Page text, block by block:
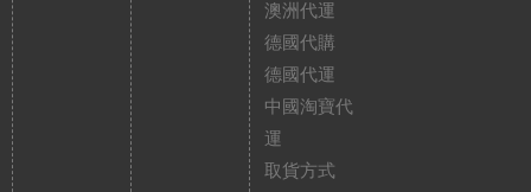
澳洲代運
德國代購
德國代運
中國淘寶代
運
取貨方式